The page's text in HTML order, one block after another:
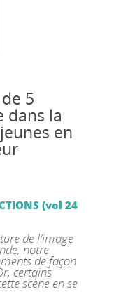
5
dans la
en
(vol 24
de l'image
notre
de façon
certains
scène en se